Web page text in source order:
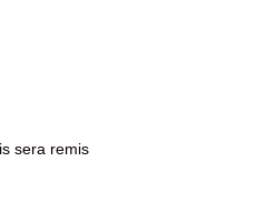
sera remis